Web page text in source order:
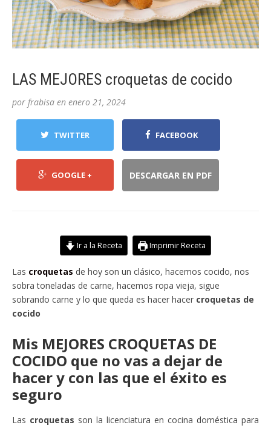
LAS MEJORES croquetas de cocido
por frabisa en enero 21, 2024
TWITTER FACEBOOK
GOOGLE + DESCARGAR EN PDF
Ir a la Receta Imprimir Receta
Las croquetas de hoy son un clásico, hacemos cocido, nos
sobra toneladas de carne, hacemos ropa vieja, sigue
sobrando carne y lo que queda es hacer hacer croquetas de
cocido
Mis MEJORES CROQUETAS DE
COCIDO que no vas a dejar de
hacer y con las que el éxito es
seguro
Las croquetas son la licenciatura en cocina doméstica para